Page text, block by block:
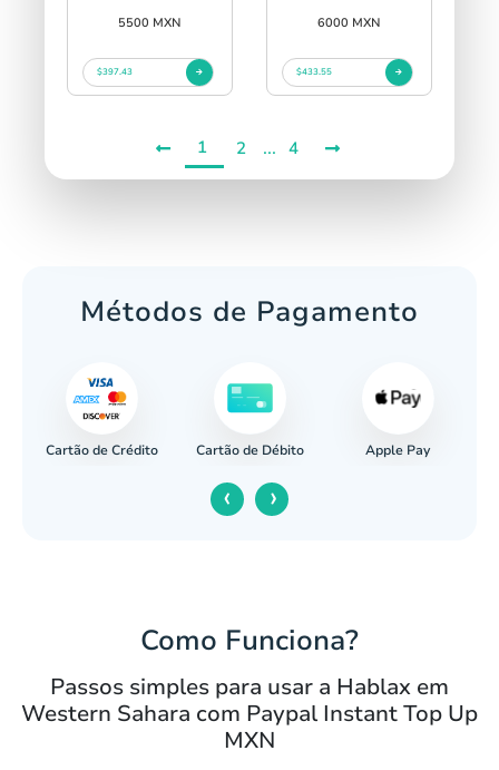
5500 MXN
$397.43
6000 MXN
$433.55
1 2 ... 4
Métodos de Pagamento
Cartão de Crédito Cartão de Débito Apple Pay
‹ ›
Como Funciona?
Passos simples para usar a Hablax em
Western Sahara com Paypal Instant Top Up
MXN